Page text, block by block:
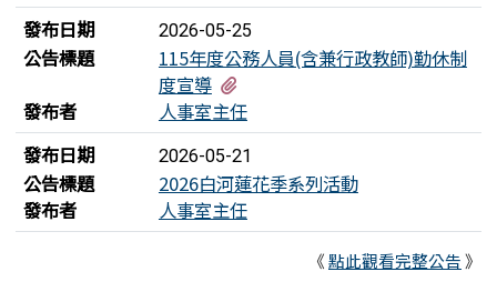
發布日期
2026-05-25
公告標題
115年度公務人員(含兼行政教師)勤休制
度宣導
發布者
人事室主任
發布日期
2026-05-21
公告標題
2026白河蓮花季系列活動
發布者
人事室主任
《點此觀看完整公告》